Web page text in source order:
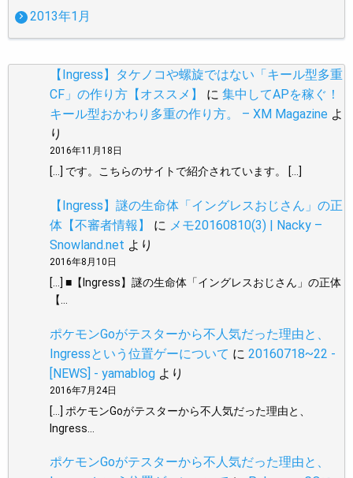
2013年1月
【Ingress】タケノコや螺旋ではない「キール型多重
CF」の作り方【オススメ】
に 集中してAPを稼ぐ！
キール型おかわり多重の作り方。 – XM Magazine よ
り
2016年11月18日
[…] です。こちらのサイトで紹介されています。 […]
【Ingress】謎の生命体「イングレスおじさん」の正
体【不審者情報】
に メモ20160810(3) | Nacky –
Snowland.net より
2016年8月10日
[…] ■【Ingress】謎の生命体「イングレスおじさん」の正体
【…
ポケモンGoがテスターから不人気だった理由と、
Ingressという位置ゲーについて に 20160718~22 -
[NEWS] - yamablog より
2016年7月24日
[…] ポケモンGoがテスターから不人気だった理由と、
Ingress…
ポケモンGoがテスターから不人気だった理由と、